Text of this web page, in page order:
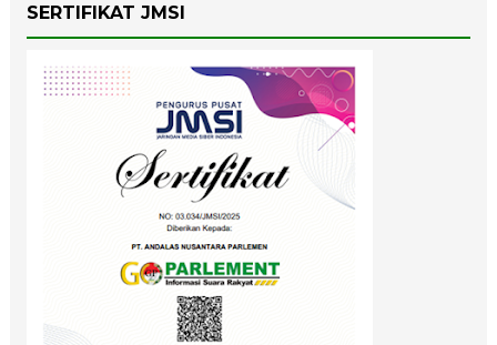
SERTIFIKAT JMSI